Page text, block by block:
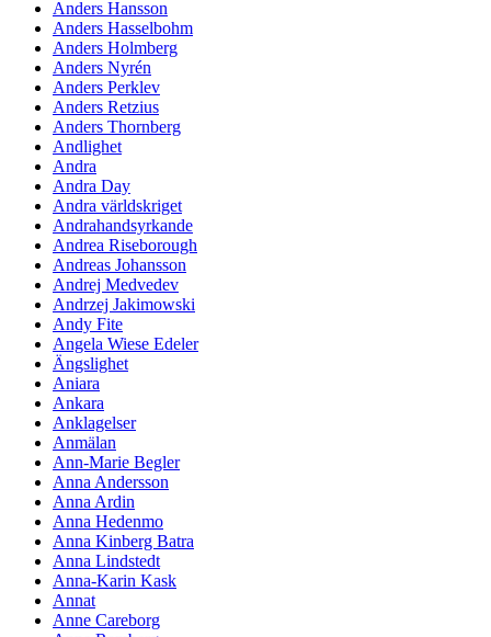
Anders Hansson
Anders Hasselbohm
Anders Holmberg
Anders Nyrén
Anders Perklev
Anders Retzius
Anders Thornberg
Andlighet
Andra
Andra Day
Andra världskriget
Andrahandsyrkande
Andrea Riseborough
Andreas Johansson
Andrej Medvedev
Andrzej Jakimowski
Andy Fite
Angela Wiese Edeler
Ängslighet
Aniara
Ankara
Anklagelser
Anmälan
Ann-Marie Begler
Anna Andersson
Anna Ardin
Anna Hedenmo
Anna Kinberg Batra
Anna Lindstedt
Anna-Karin Kask
Annat
Anne Careborg